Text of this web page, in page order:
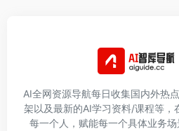
AI全网资源导航每日收集国内外热
架以及最新的AI学习资料/课程等，
每一个人，赋能每一个具体业务